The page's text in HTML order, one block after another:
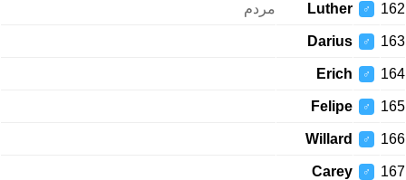
162
♂
Luther مردم
163
♂
Darius
164
♂
Erich
165
♂
Felipe
166
♂
Willard
167
♂
Carey